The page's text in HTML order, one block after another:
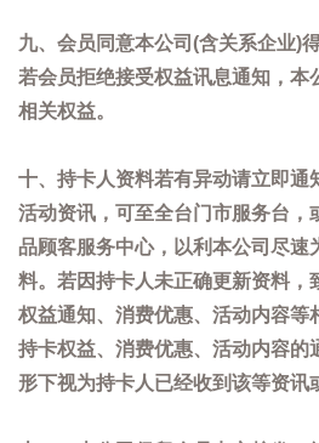
九、会员同意本公司(含关系企业)
若会员拒绝接受权益讯息通知，本
相关权益。
十、持卡人资料若有异动请立即通
活动资讯，可至全台门市服务台，
品顾客服务中心，以利本公司尽速
料。若因持卡人未正确更新资料，
权益通知、消费优惠、活动内容等
持卡权益、消费优惠、活动内容的
形下视为持卡人已经收到该等资讯